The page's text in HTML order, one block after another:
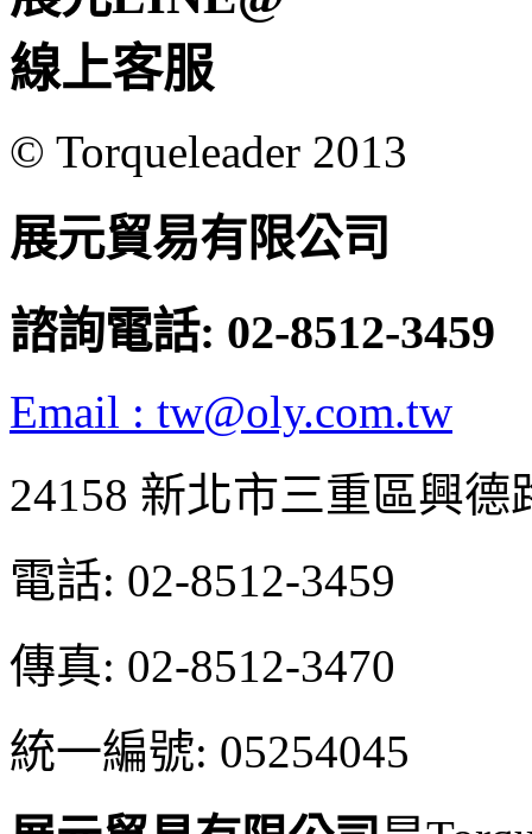
線上客服
© Torqueleader 2013
展元貿易有限公司
諮詢電話: 02-8512-3459
Email : tw@oly.com.tw
24158 新北市三重區興德
電話: 02-8512-3459
傳真: 02-8512-3470
統一編號: 05254045